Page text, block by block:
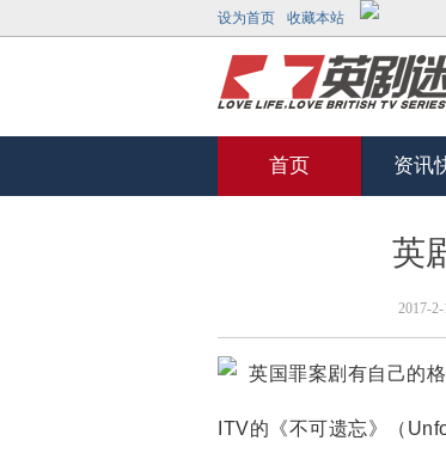
设为首页 收藏本站
首页 资讯
英
2017-
英国罪案剧有自己的
ITV的《不可遗忘》（